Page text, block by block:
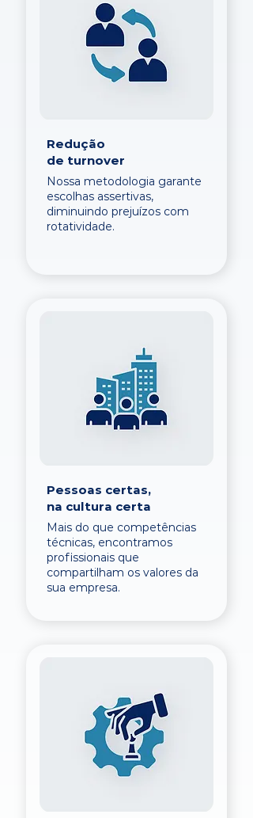
Redução
de turnover
Nossa metodologia garante
escolhas assertivas,
diminuindo prejuízos com
rotatividade.
Pessoas certas,
na cultura certa
Mais do que competências
técnicas, encontramos
profissionais que
compartilham os valores da
sua empresa.